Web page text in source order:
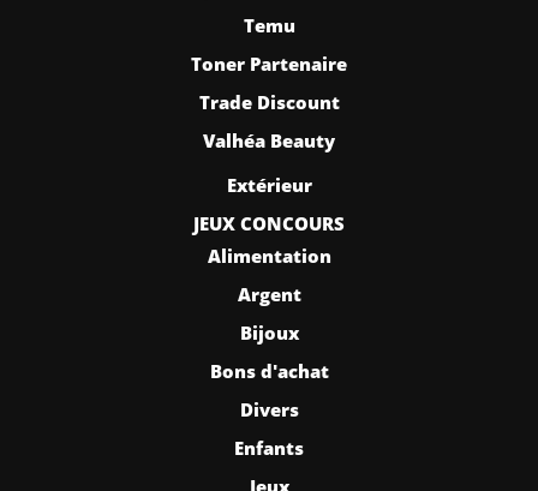
Temu
Toner Partenaire
Trade Discount
Valhéa Beauty
Extérieur
JEUX CONCOURS
Alimentation
Argent
Bijoux
Bons d'achat
Divers
Enfants
Jeux